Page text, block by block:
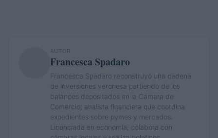
AUTOR
Francesca Spadaro
Francesca Spadaro reconstruyó una cadena
de inversiones veronesa partiendo de los
balances depositados en la Cámara de
Comercio; analista financiera que coordina
expedientes sobre pymes y mercados.
Licenciada en economía, colabora con